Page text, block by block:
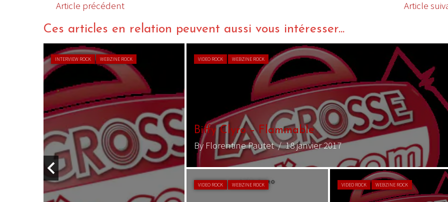
Article précédent Article
Ces articles en relation peuvent aussi vous intéresser...
INTERVIEW ROCK WEBZINE ROCK VIDEO ROCK WEBZINE ROCK
Biffy Clyro – Flammable
By Florentine Pautet/ 18 janvier 2017
VIDEO ROCK WEBZINE ROCK VIDEO ROCK WEBZINE ROCK